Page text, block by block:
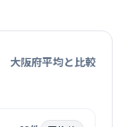
大阪府平均と比較